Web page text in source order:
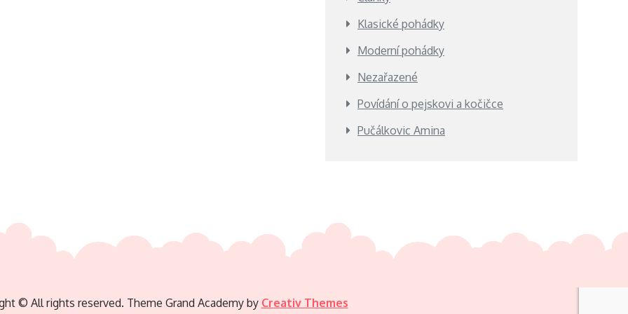
Klasické pohádky
Moderní pohádky
Nezařazené
Povídání o pejskovi a kočičce
Pučálkovic Amina
© All rights reserved. Theme Grand Academy by Creativ Themes